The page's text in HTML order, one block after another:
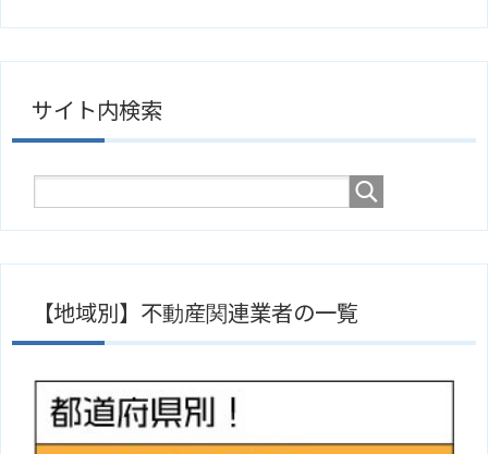
サイト内検索
【地域別】不動産関連業者の一覧